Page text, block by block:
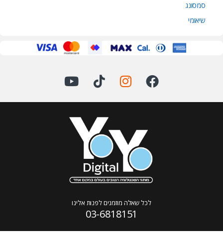
סמסונג
שיאומי
לכל שאלה מוזמנים לפנות אלינו
03-6818151